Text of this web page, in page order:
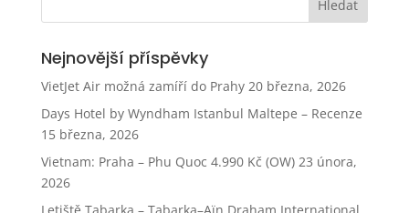
Nejnovější příspěvky
VietJet Air možná zamíří do Prahy 20 března, 2026
Days Hotel by Wyndham Istanbul Maltepe – Recenze
15 března, 2026
Vietnam: Praha – Phu Quoc 4.990 Kč (OW) 23 února,
2026